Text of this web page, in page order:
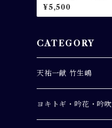
米大吟醸 1.8L
¥5,500
CATEGORY
天祐一献 竹生嶋
純米吟醸
ヨキトギ・吟花・吟